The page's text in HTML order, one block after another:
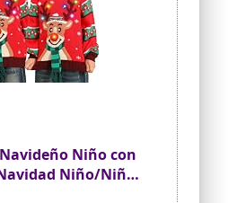
Niño con
Niño/Niña